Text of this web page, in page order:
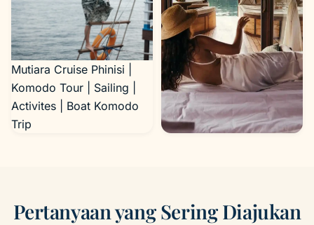
Mutiara Cruise Phinisi |
Komodo Tour | Sailing |
Activites | Boat Komodo
Trip
Pertanyaan yang Sering Diajukan